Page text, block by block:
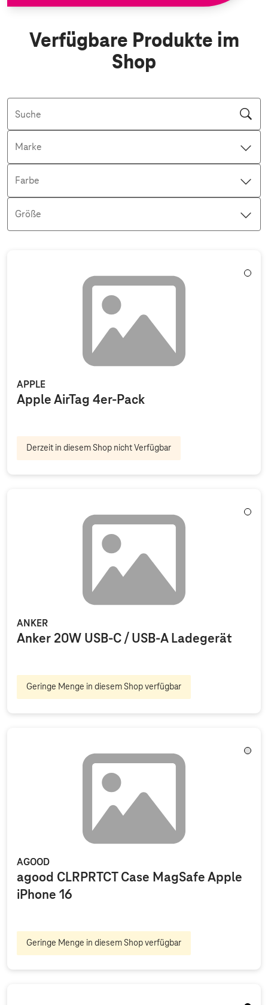
Verfügbare Produkte im
Shop
Suche
Marke
Farbe
Größe
Weiß
APPLE
Apple AirTag 4er-Pack
Derzeit in diesem Shop nicht Verfügbar
Weiß
ANKER
Anker 20W USB-C / USB-A Ladegerät
Geringe Menge in diesem Shop verfügbar
AGOOD
agood CLRPRTCT Case MagSafe Apple
iPhone 16
Geringe Menge in diesem Shop verfügbar